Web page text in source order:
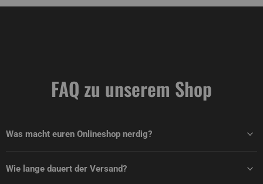
FAQ zu unserem Shop
Was macht euren Onlineshop nerdig?
Wie lange dauert der Versand?